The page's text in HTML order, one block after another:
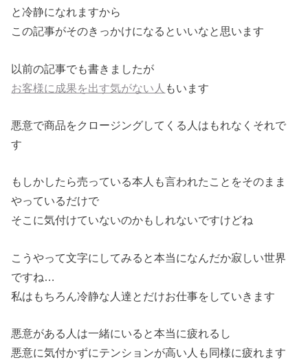
と冷静になれますから
この記事がそのきっかけになるといいなと思います
以前の記事でも書きましたが
お客様に成果を出す気がない人 もいます
悪意で商品をクロージングしてくる人はもれなくそれで
す
もしかしたら売っている本人も言われたことをそのまま
やっているだけで
そこに気付けていないのかもしれないですけどね
こうやって文字にしてみると本当になんだか寂しい世界
ですね…
私はもちろん冷静な人達とだけお仕事をしていきます
悪意がある人は一緒にいると本当に疲れるし
悪意に気付かずにテンションが高い人も同様に疲れます